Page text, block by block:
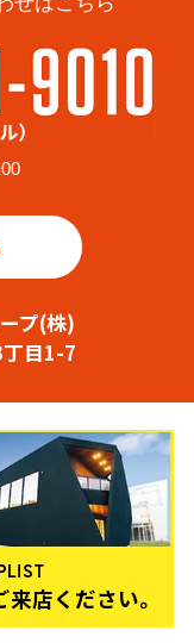
プ(株)
目1-7
店ください。